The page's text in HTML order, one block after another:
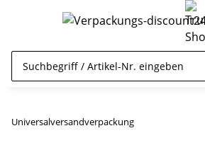
Universalversandverpackung